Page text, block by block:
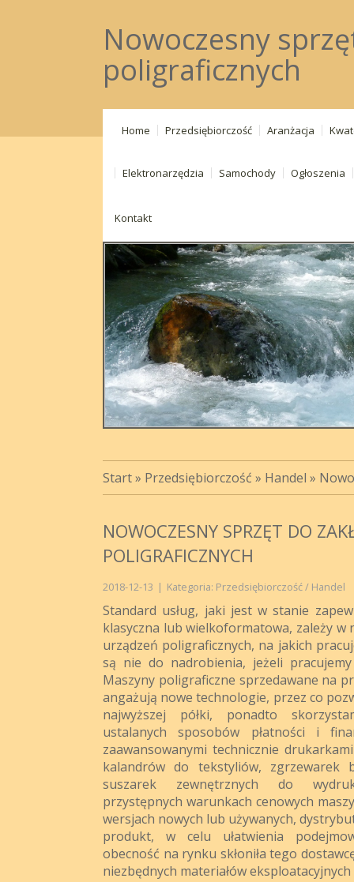
Nowoczesny
poligraficznych
Home Przedsiębiorczość Aranżacja
Elektronarzędzia Samochody Ogłoszenia
Kontakt
Start» Przedsiębiorczość » Handel »
NOWOCZESNY SPRZĘT DO
POLIGRAFICZNYCH
2018-12-13 | Kategoria: Przedsiębiorczość / Handel
Standard usług, jaki jest w stanie
klasyczna lub wielkoformatowa, zależy
urządzeń poligraficznych, na jakich
są nie do nadrobienia, jeżeli pracujemy
Maszyny poligraficzne sprzedawane na
angażują nowe technologie, przez co
najwyższej półki, ponadto
ustalanych sposobów płatności i
zaawansowanymi technicznie
kalandrów do tekstyliów, zgrzewarek
suszarek zewnętrznych do
przystępnych warunkach cenowych
wersjach nowych lub używanych,
produkt, w celu ułatwienia
obecność na rynku skłoniła tego
niezbędnych materiałów